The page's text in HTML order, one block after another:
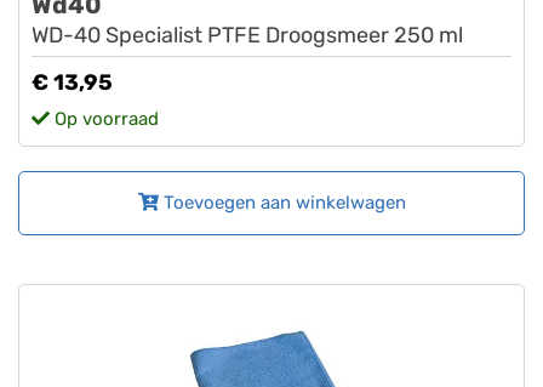
WD-40 Specialist PTFE Droogsmeer 250 ml
€ 13,95
Op voorraad
Toevoegen aan winkelwagen